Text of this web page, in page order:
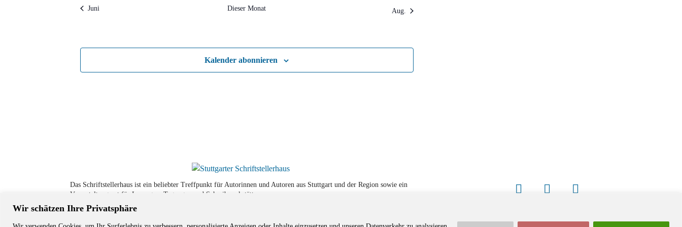
Wir schätzen Ihre Privatsphäre
Juni Dieser Monat Aug.
Kalender abonnieren
Das Schriftstellerhaus ist ein beliebter Treffpunkt für Autorinnen und Autoren aus Stuttgart und der Region sowie ein
Veranstaltungsort für Lesungen, Tagungen und Schreibwerkstätten.